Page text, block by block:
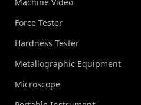
Machine Video
Force Tester
Hardness Tester
Metallographic Equipment
Microscope